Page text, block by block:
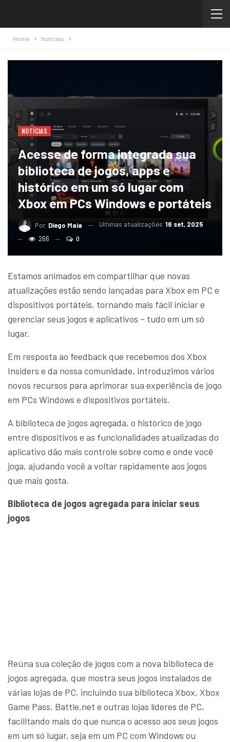
Home Notícias
NOTÍCIAS
Acesse de forma integrada sua
biblioteca de jogos, apps e
histórico em um só lugar com
Xbox em PCs Windows e portáteis
Por Diego Maia Ultimas atualizações 16 set, 2025
266
0
Estamos animados em compartilhar que novas
atualizações estão sendo lançadas para Xbox em PC e
dispositivos portáteis, tornando mais fácil iniciar e
gerenciar seus jogos e aplicativos – tudo em um só
lugar.
Em resposta ao feedback que recebemos dos Xbox
Insiders e da nossa comunidade, introduzimos vários
novos recursos para aprimorar sua experiência de jogo
em PCs Windows e dispositivos portáteis.
A biblioteca de jogos agregada, o histórico de jogo
entre dispositivos e as funcionalidades atualizadas do
aplicativo dão mais controle sobre como e onde você
joga, ajudando você a voltar rapidamente aos jogos
que mais gosta.
Biblioteca de jogos agregada para iniciar seus
jogos
Reúna sua coleção de jogos com a nova biblioteca de
jogos agregada, que mostra seus jogos instalados de
várias lojas de PC, incluindo sua biblioteca Xbox, Xbox
Game Pass, Battle.net e outras lojas líderes de PC,
facilitando mais do que nunca o acesso aos seus jogos
em um só lugar, seja em um PC com Windows ou